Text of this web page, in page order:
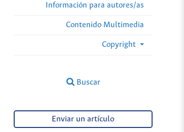
Información para autores/as
Contenido Multimedia
Copyright
Buscar
Enviar un artículo